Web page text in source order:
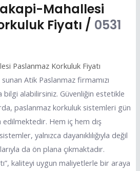
Mahallesi
Fiyatı / 0531
Paslanmaz Korkuluk Fiyatı
Atik Paslanmaz firmamızı
bilgi alabilirsiniz. Güvenliğin estetikle
paslanmaz korkuluk sistemleri gün
Hem iç hem dış
yalnızca dayanıklılığıyla değil
da ön plana çıkmaktadır.
kaliteyi uygun maliyetlerle bir araya